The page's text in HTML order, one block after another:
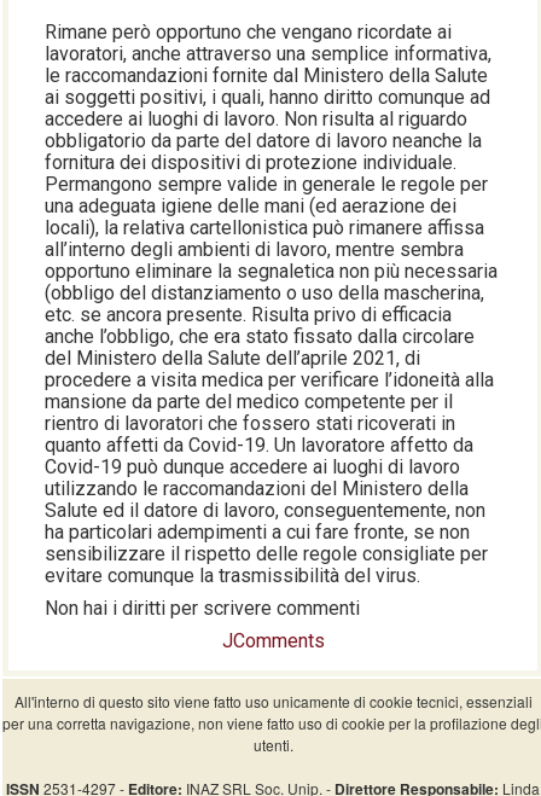
Rimane però opportuno che vengano ricordate ai
lavoratori, anche attraverso una semplice informativa,
le raccomandazioni fornite dal Ministero della Salute
ai soggetti positivi, i quali, hanno diritto comunque ad
accedere ai luoghi di lavoro. Non risulta al riguardo
obbligatorio da parte del datore di lavoro neanche la
fornitura dei dispositivi di protezione individuale.
Permangono sempre valide in generale le regole per
una adeguata igiene delle mani (ed aerazione dei
locali), la relativa cartellonistica può rimanere affissa
all’interno degli ambienti di lavoro, mentre sembra
opportuno eliminare la segnaletica non più necessaria
(obbligo del distanziamento o uso della mascherina,
etc. se ancora presente. Risulta privo di efficacia
anche l’obbligo, che era stato fissato dalla circolare
del Ministero della Salute dell’aprile 2021, di
procedere a visita medica per verificare l’idoneità alla
mansione da parte del medico competente per il
rientro di lavoratori che fossero stati ricoverati in
quanto affetti da Covid-19. Un lavoratore affetto da
Covid-19 può dunque accedere ai luoghi di lavoro
utilizzando le raccomandazioni del Ministero della
Salute ed il datore di lavoro, conseguentemente, non
ha particolari adempimenti a cui fare fronte, se non
sensibilizzare il rispetto delle regole consigliate per
evitare comunque la trasmissibilità del virus.
Non hai i diritti per scrivere commenti
JComments
All'interno di questo sito viene fatto uso unicamente di cookie tecnici, essenziali
per una corretta navigazione, non viene fatto uso di cookie per la profilazione
utenti.
ISSN 2531-4297 - Editore: INAZ SRL Soc. Unip. - Direttore Responsabile: Linda